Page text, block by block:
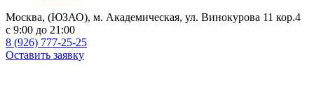
Москва, (ЮЗАО), м. Академическая, ул. Винокурова 11 кор.4
c 9:00 до 21:00
8 (926) 777-25-25
Оставить заявку